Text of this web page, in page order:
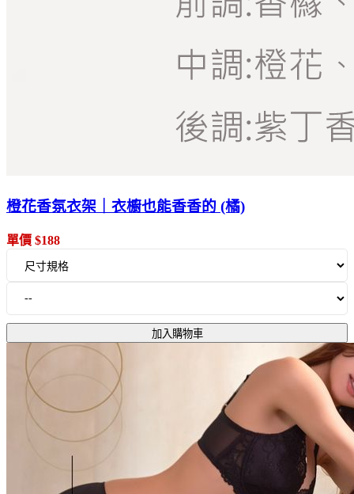
橙花香氛衣架｜衣櫥也能香香的 (橘)
單價 $188
加入購物車